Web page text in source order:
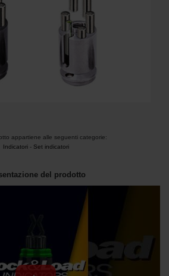
appartiene alle seguenti categorie:
Indicatori- Set indicatori
del prodotto